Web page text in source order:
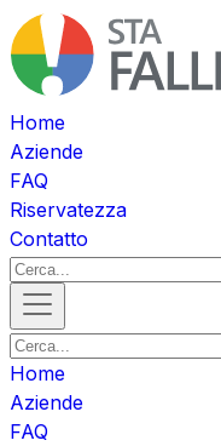
Home
Aziende
FAQ
Riservatezza
Contatto
Home
Aziende
FAQ